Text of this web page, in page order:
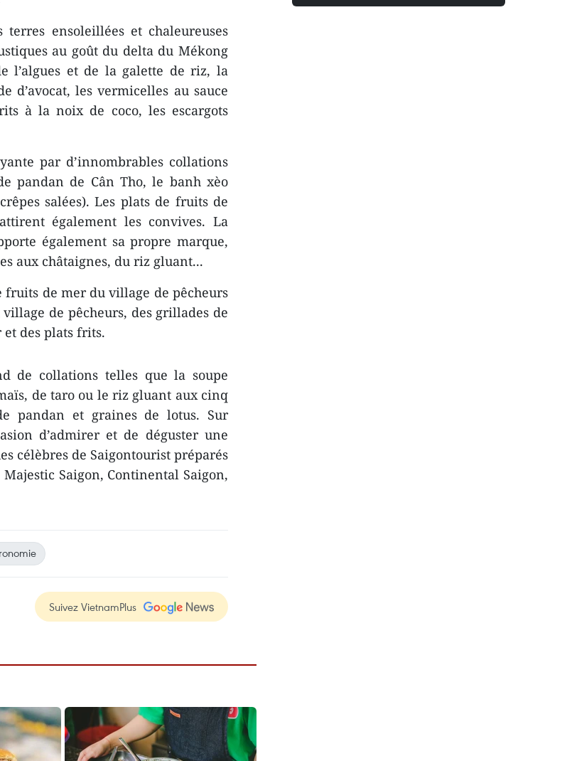
ensoleillées et chaleureuses
au goût du delta du Mékong
l’algues et de la galette de riz, la
d’avocat, les vermicelles au sauce
à la noix de coco, les escargots
par d’innombrables collations
pandan de Cân Tho, le banh xèo
salées). Les plats de fruits de
également les convives. La
également sa propre marque,
aux châtaignes, du riz gluant...
de mer du village de pêcheurs
de pêcheurs, des grillades de
des plats frits.
de collations telles que la soupe
de taro ou le riz gluant aux cinq
pandan et graines de lotus. Sur
d’admirer et de déguster une
célèbres de Saigontourist préparés
Saigon, Continental Saigon,
Suivez VietnamPlus